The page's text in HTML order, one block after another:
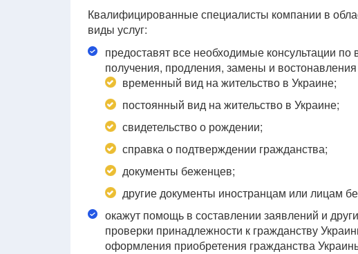
Квалифицированные специалисты компании в
виды услуг:
предоставят все необходимые консультации
получения, продления, замены и
временный вид на жительство в Украине;
постоянный вид на жительство в Украине;
свидетельство о рождении;
справка о подтверждении гражданства;
документы беженцев;
другие документы иностранцам или лицам
окажут помощь в составлении заявлений и
проверки принадлежности к гражданству
оформления приобретения гражданства